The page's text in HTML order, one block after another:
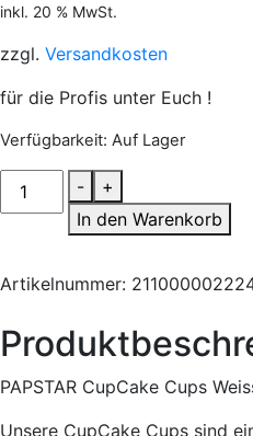
inkl. 20 % MwSt.
zzgl. Versandkosten
für die Profis unter Euch !
Verfügbarkeit: Auf Lager
PAPSTAR
CUPCAKE
CUPS
20STÜCK
-
+
In den Warenkorb
Artikelnummer:
PAPSTAR CupCake Cups
Unsere CupCake Cups sind